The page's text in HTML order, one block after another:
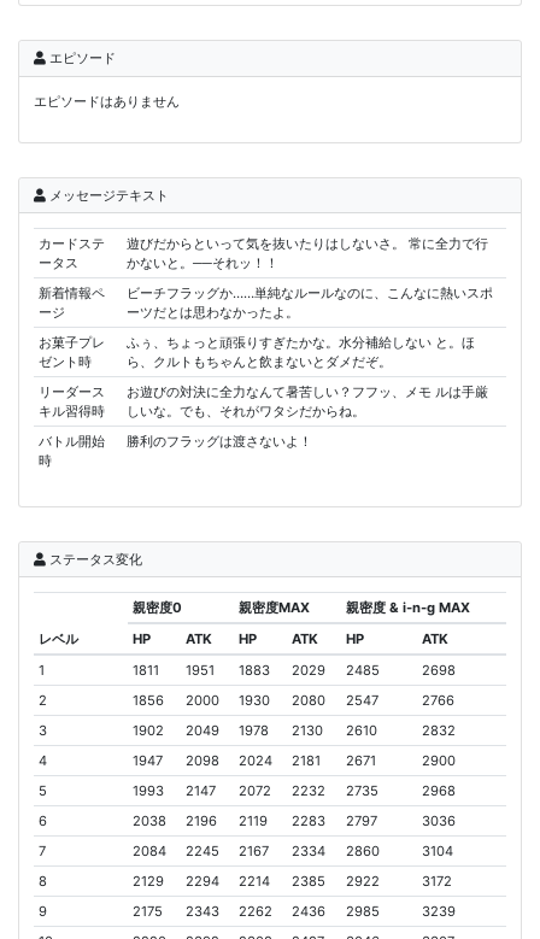
エピソード
エピソードはありません
メッセージテキスト
カードステ
ータス
遊びだからといって気を抜いたりはしないさ。 常に全力で行
かないと。──それッ！！
新着情報ペ
ージ
ビーチフラッグか……単純なルールなのに、こんなに熱いスポ
ーツだとは思わなかったよ。
お菓子プレ
ゼント時
ふぅ、ちょっと頑張りすぎたかな。水分補給しない と。ほ
ら、クルトもちゃんと飲まないとダメだぞ。
リーダース
キル習得時
お遊びの対決に全力なんて暑苦しい？フフッ、メモ ルは手厳
しいな。でも、それがワタシだからね。
バトル開始
時
勝利のフラッグは渡さないよ！
ステータス変化
レベル
親密度0 親密度MAX
親密度 & i-n-g MAX
HP
ATK HP ATK HP
ATK
1
1811 1951 1883 2029 2485
2698
2
1856 2000 1930 2080 2547
2766
3
1902 2049 1978 2130 2610
2832
4
1947 2098 2024 2181 2671
2900
5
1993 2147 2072 2232 2735
2968
6
2038 2196 2119 2283 2797
3036
7
2084 2245 2167 2334 2860
3104
8
2129 2294 2214 2385 2922
3172
9
2175 2343 2262 2436 2985
3239